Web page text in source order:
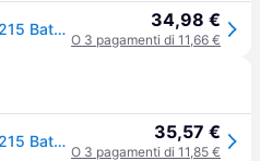
Bilance da bagno Beurer GS 215 Bateaux - Bleu - 30x30 cm 34,98 €
O 3 pagamenti di 11,66 €
Bilance da bagno Beurer GS 215 Bateaux - Bleu 35,57 €
O 3 pagamenti di 11,85 €